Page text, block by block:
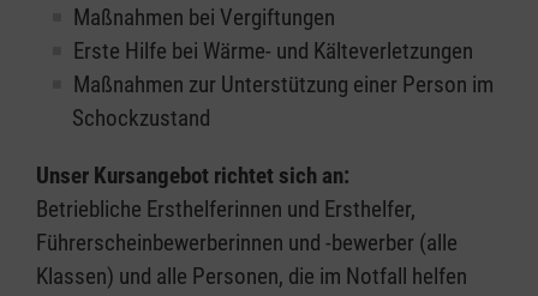
Maßnahmen bei Vergiftungen
Erste Hilfe bei Wärme- und Kälteverletzungen
Maßnahmen zur Unterstützung einer Person im
Schockzustand
Unser Kursangebot richtet sich an:
Betriebliche Ersthelferinnen und Ersthelfer,
Führerscheinbewerberinnen und -bewerber (alle
Klassen) und alle Personen, die im Notfall helfen